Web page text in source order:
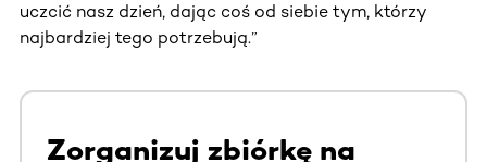
uczcić nasz dzień, dając coś od siebie tym, którzy
najbardziej tego potrzebują.”
Zorganizuj zbiórkę na